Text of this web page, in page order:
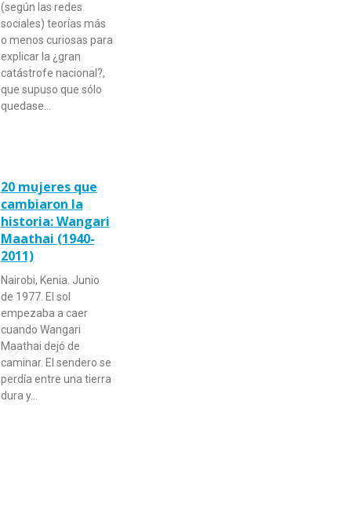
(según las redes
sociales) teorías más
o menos curiosas para
explicar la ¿gran
catástrofe nacional?,
que supuso que sólo
quedase…
20 mujeres que
cambiaron la
historia: Wangari
Maathai (1940-
2011)
Nairobi, Kenia. Junio
de 1977. El sol
empezaba a caer
cuando Wangari
Maathai dejó de
caminar. El sendero se
perdía entre una tierra
dura y…